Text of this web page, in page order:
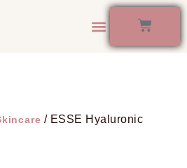
/ ESSE Hyaluronic